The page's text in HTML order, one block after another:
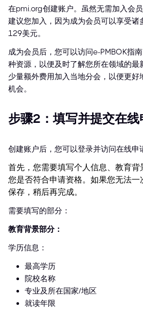
在pmi.org创建账户。虽然无需加入会
建议您加入，因为成为会员可以享受诸
129美元。
成为会员后，您可以访问e-PMBOK指
种资源，以便及时了解您所在领域的最
少量额外费用加入当地分会，以便更好
机会。
步骤2：填写并提交在线
创建账户后，您可以登录并访问在线申
首先，您需要填写个人信息、教育
您是否符合申请资格。如果您无法
保存，稍后再完成。
需要填写的部分：
教育背景部分：
学历信息：
最高学历
院校名称
专业及所在国家/地区
就读年限